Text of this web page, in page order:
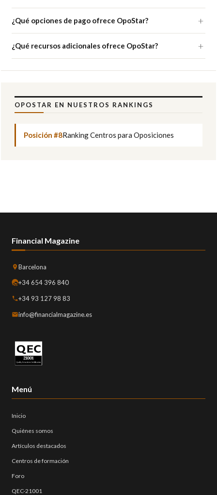
¿Qué opciones de pago ofrece OpoStar?
¿Qué recursos adicionales ofrece OpoStar?
OPOSTAR EN NUESTROS RANKINGS
Posición #8Ranking Centros para Oposiciones
Financial Magazine
Barcelona
+34 654 396 840
+34 93 127 98 83
info@financialmagazine.es
Menú
Inicio
Quiénes somos
Artículos destacados
Centros de formación
Foro
QEC-21001